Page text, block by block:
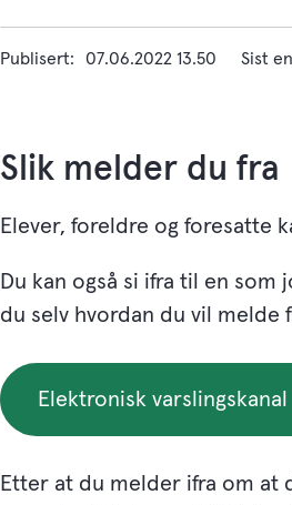
Publisert 07.06.2022 13.50 Sist
Slik melder du fra
Elever, foreldre og foresatte
Du kan også si ifra til en
du selv hvordan du vil melde
Elektronisk varslingskanal
Etter at du melder ifra om at